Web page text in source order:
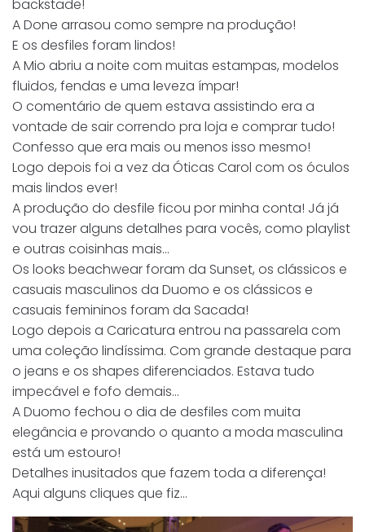
backstade!
A Done arrasou como sempre na produção!
E os desfiles foram lindos!
A Mio abriu a noite com muitas estampas, modelos
fluidos, fendas e uma leveza ímpar!
O comentário de quem estava assistindo era a
vontade de sair correndo pra loja e comprar tudo!
Confesso que era mais ou menos isso mesmo!
Logo depois foi a vez da Óticas Carol com os óculos
mais lindos ever!
A produção do desfile ficou por minha conta! Já já
vou trazer alguns detalhes para vocês, como playlist
e outras coisinhas mais…
Os looks beachwear foram da Sunset, os clássicos e
casuais masculinos da Duomo e os clássicos e
casuais femininos foram da Sacada!
Logo depois a Caricatura entrou na passarela com
uma coleção lindíssima. Com grande destaque para
o jeans e os shapes diferenciados. Estava tudo
impecável e fofo demais…
A Duomo fechou o dia de desfiles com muita
elegância e provando o quanto a moda masculina
está um estouro!
Detalhes inusitados que fazem toda a diferença!
Aqui alguns cliques que fiz…